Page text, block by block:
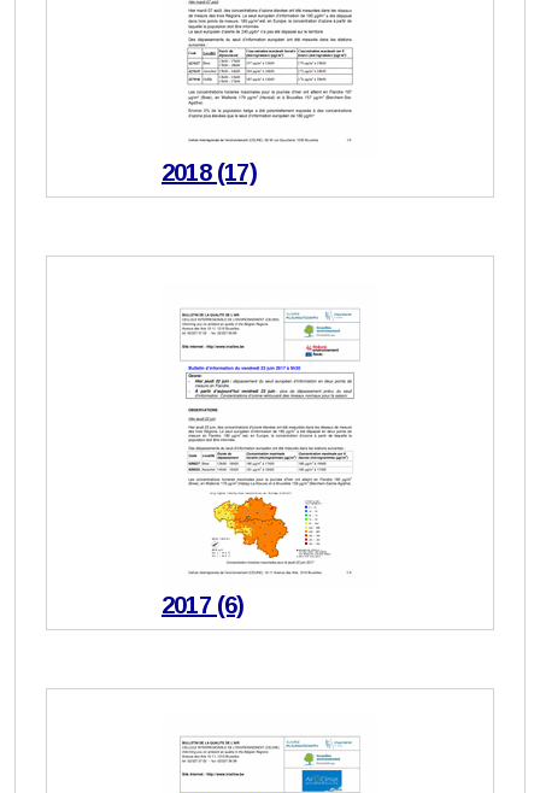
2018 (17)
2017 (6)